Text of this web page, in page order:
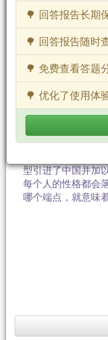
迈尔斯布里格斯类
国心理学家布里格
她的女儿伊莎贝尔
以瑞士心理学家荣
十多年的研究后，
指标》，从而把荣
荣格的优势功能和
概念的基础上，进
的为每一种类型确
类型的终生发展理
在《类型与原型》
型引进了中国并加
每个人的性格都会
哪个端点，就意味
🌳 回答报告长期
🌳 回答报告随时
🌳 免费查看答题
🌳 优化了使用体